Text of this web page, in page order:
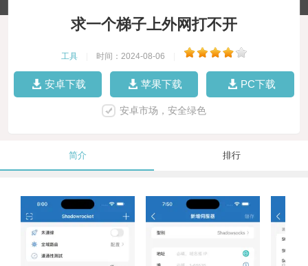
求一个梯子上外网打不开
工具 时间：2024-08-06
安卓下载 苹果下载 PC下载
安卓市场，安全绿色
简介 排行